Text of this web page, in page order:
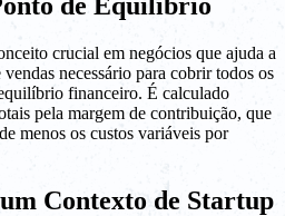
crucial em negócios que ajuda a
necessário para cobrir todos os
financeiro. É calculado
pela margem de contribuição, que
menos os custos variáveis por
Contexto de Startup